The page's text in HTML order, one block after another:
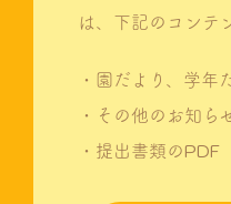
は、下記のコンテ
・園だより、学年
・その他のお知ら
・提出書類のPDF